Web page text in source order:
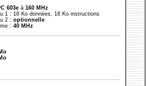
603eà 160 MHz
1 : 16 Ko données, 16 Ko instructions
2 : optionnelle
: 40 MHz